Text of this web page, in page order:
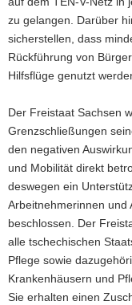
zu gelangen. Darüber
sicherstellen, dass
Rückführung von
Hilfsflüge genutzt
Der Freistaat Sachsen
Grenzschließungen
den negativen
und Mobilität direkt
deswegen ein
Arbeitnehmerinnen und
beschlossen. Der
alle tschechischen
Pflege sowie
Krankenhäusern und
Sie erhalten einen